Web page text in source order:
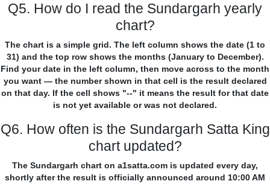
Q5. How do I read the Sundargarh yearly
chart?
The chart is a simple grid. The left column shows the date (1 to
31) and the top row shows the months (January to December).
Find your date in the left column, then move across to the month
you want — the number shown in that cell is the result declared
on that day. If the cell shows "--" it means the result for that date
is not yet available or was not declared.
Q6. How often is the Sundargarh Satta King
chart updated?
The Sundargarh chart on a1satta.com is updated every day,
shortly after the result is officially announced around 10:00 AM